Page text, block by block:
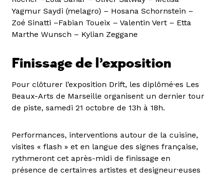
Yagmur Saydi (melagro) – Hosana Schornstein –
Zoé Sinatti –Fabian Toueix – Valentin Vert – Etta
Marthe Wunsch – Kylian Zeggane
Finissage de l’exposition
Pour clôturer l’exposition Drift, les diplômé·es Les
Beaux-Arts de Marseille organisent un dernier tour
de piste, samedi 21 octobre de 13h à 18h.
Performances, interventions autour de la cuisine,
visites « flash » et en langue des signes française,
rythmeront cet après-midi de finissage en
présence de certain·es artistes et designeur·euses